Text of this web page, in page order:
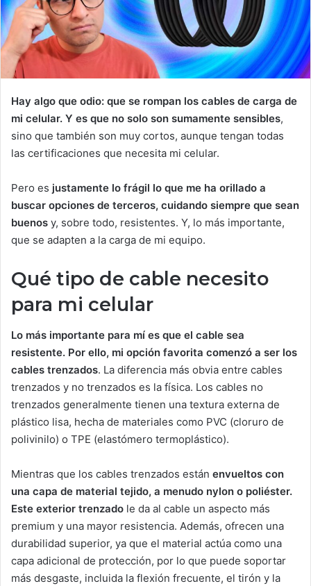
Hay algo que odio: que se rompan los cables de carga de
mi celular. Y es que no solo son sumamente sensibles,
sino que también son muy cortos, aunque tengan todas
las certificaciones que necesita mi celular.
Pero es justamente lo frágil lo que me ha orillado a
buscar opciones de terceros, cuidando siempre que sean
buenos y, sobre todo, resistentes. Y, lo más importante,
que se adapten a la carga de mi equipo.
Qué tipo de cable necesito
para mi celular
Lo más importante para mí es que el cable sea
resistente. Por ello, mi opción favorita comenzó a ser los
cables trenzados. La diferencia más obvia entre cables
trenzados y no trenzados es la física. Los cables no
trenzados generalmente tienen una textura externa de
plástico lisa, hecha de materiales como PVC (cloruro de
polivinilo) o TPE (elastómero termoplástico).
Mientras que los cables trenzados están envueltos con
una capa de material tejido, a menudo nylon o poliéster.
Este exterior trenzado le da al cable un aspecto más
premium y una mayor resistencia. Además, ofrecen una
durabilidad superior, ya que el material actúa como una
capa adicional de protección, por lo que puede soportar
más desgaste, incluida la flexión frecuente, el tirón y la